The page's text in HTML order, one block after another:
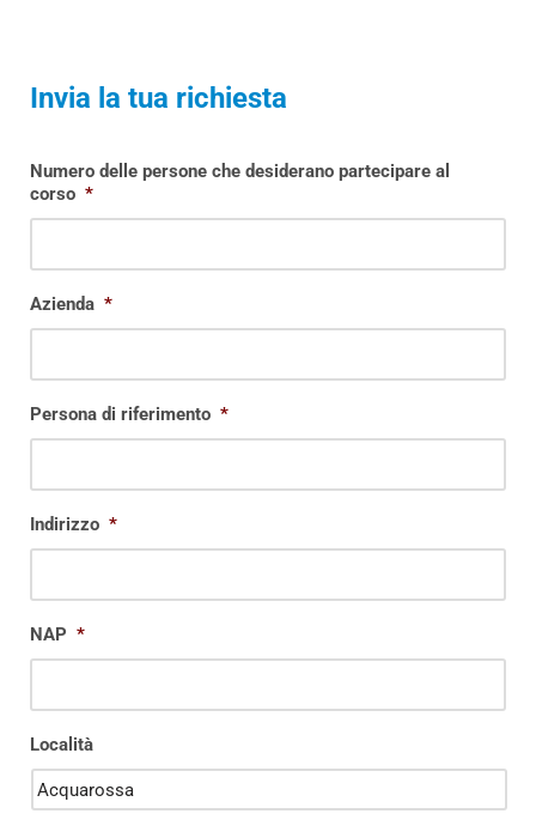
Invia la tua richiesta
Numero delle persone che desiderano partecipare al
corso *
Azienda *
Persona di riferimento *
Indirizzo *
NAP *
Località